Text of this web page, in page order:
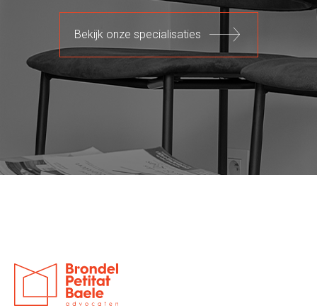
Bekijk onze specialisaties